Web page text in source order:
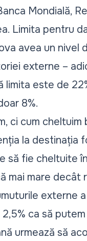
Mondială,
Limita pentru
avea un nivel
externe –
este de
8%.
ci cum cheltuim
la destinația
să fie cheltuite
mare decât
externe
ca să
urmează să